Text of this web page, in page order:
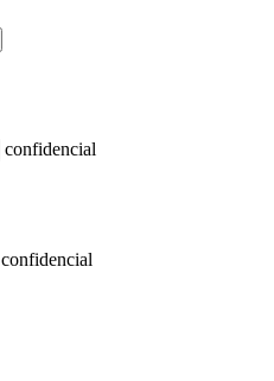
confidencial
confidencial